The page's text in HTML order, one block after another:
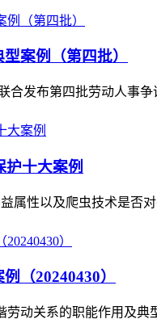
案例（第四批）
合发布第四批劳动人事争
护十大案例
属性以及爬虫技术是否
（20240430）
动关系的职能作用及